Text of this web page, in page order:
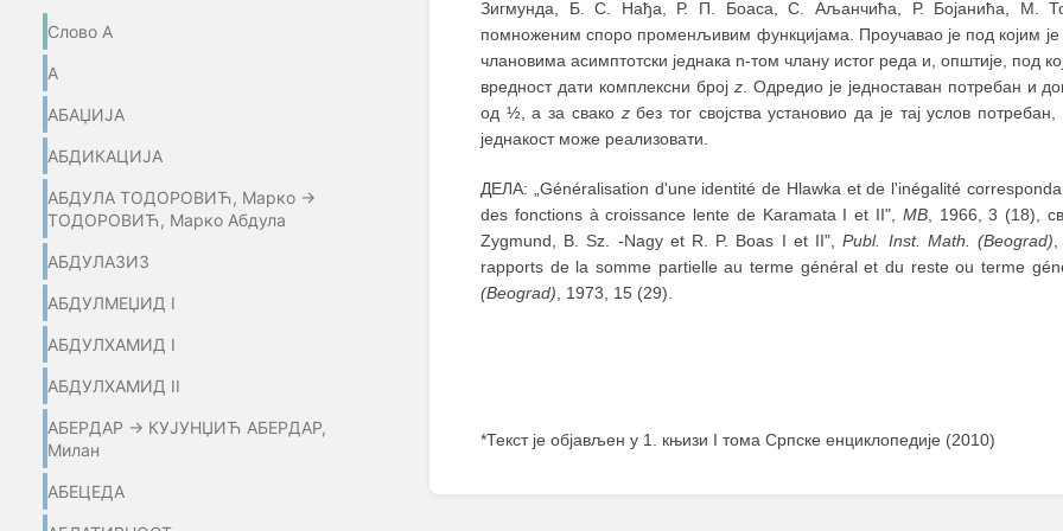
Слово А
А
АБАЏИЈA
АБДИКАЦИЈА
АБДУЛА ТОДОРОВИЋ, Марко →
ТОДОРОВИЋ, Марко Абдула
АБДУЛАЗИЗ
АБДУЛМЕЏИД I
АБДУЛХАМИД I
АБДУЛХАМИД II
АБЕРДАР → КУЈУНЏИЋ АБЕРДАР,
Милан
АБЕЦЕДА
Зигмунда, Б. С. Нађа, Р. П. Боаса, С. Аљанчића, Р. Бојанића, М.
помноженим споро променљивим функцијама. Проучавао је под којим
члановима асимптотски једнака n-том члану истог реда и, општије, под
вредност дати комплексни број z. Одредио је једноставан потребан и
од ½, а за свако zбез тог својства установио да је тај услов
једнакост може реализовати.
ДЕЛА: „Généralisation d'une identité de Hlawka et de l'inégalité
des fonctions à croissance lente de Karamata I et II", МВ, 1966, 3 (18),
Zygmund, B. Sz. -Nagy et R. P. Boas I et II",Publ. Inst. Math. (Beograd)
rapports de la somme partielle au terme général et du reste ou terme
(Beograd) , 1973, 15 (29).
*Текст је објављен у 1. књизи I тома Српске енциклопедије (2010)